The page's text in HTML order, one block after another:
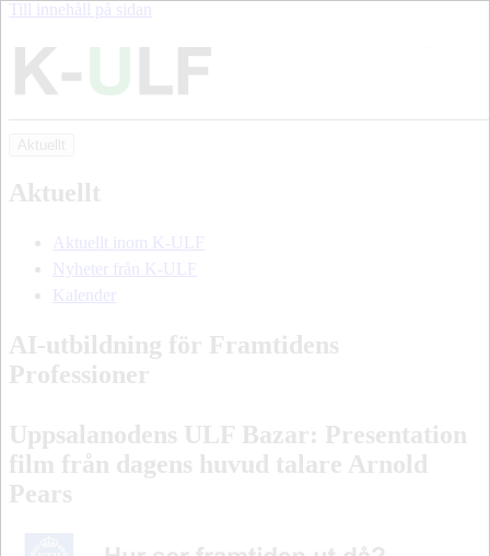
Till innehåll på sidan
Aktuellt
Aktuellt inom K-ULF
Nyheter från K-ULF
Kalender
AI-utbildning för Framtidens
Professioner
Uppsalanodens ULF Bazar: Presentation
film från dagens huvud talare Arnold
Pears